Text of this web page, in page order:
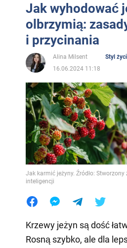
Jak wyhodować
olbrzymią:
i przycinania
Alina Milsent
Styl
16.06.2024 11:18
Jak karmić jeżyny. Źródło:
inteligencji
Krzewy jeżyn są dość
Rosną szybko, ale dla